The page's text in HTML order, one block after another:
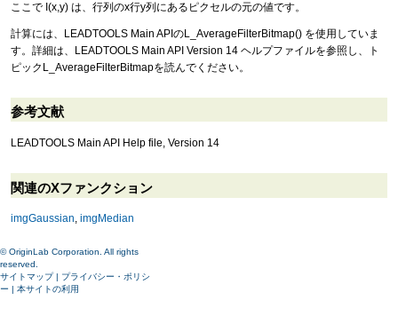
ここで I(x,y) は、行列のx行y列にあるピクセルの元の値です。
計算には、LEADTOOLS Main APIのL_AverageFilterBitmap() を使用していま
す。詳細は、LEADTOOLS Main API Version 14 ヘルプファイルを参照し、ト
ピックL_AverageFilterBitmapを読んでください。
参考文献
LEADTOOLS Main API Help file, Version 14
関連のXファンクション
imgGaussian, imgMedian
© OriginLab Corporation. All rights
reserved.
サイトマップ| プライバシー・ポリシ
ー | 本サイトの利用